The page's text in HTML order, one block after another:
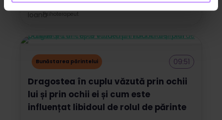
Ioana Kessler
Psihoterapeut
Bunăstarea părintelui 09:51
Dragostea în cuplu văzută prin ochii
lui și prin ochii ei și cum este
influențat libidoul de rolul de părinte